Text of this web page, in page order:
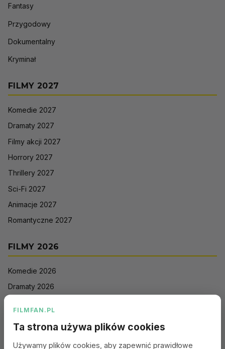
Fantasy
Przygodowy
Dokumentalny
Kryminał
FILMY 2027
Komedie 2027
Dramaty 2027
Filmy akcji 2027
Horrory 2027
Thrillery 2027
Sci-Fi 2027
Animacje 2027
Romantyczne 2027
FILMY 2026
Komedie 2026
Dramaty 2026
FILMFAN.PL
Ta strona używa plików cookies
Używamy plików cookies, aby zapewnić prawidłowe